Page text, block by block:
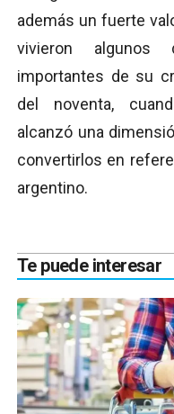
además un fuerte
vivieron
importantes de su
del noventa,
alcanzó una
convertirlos en
argentino.
Te puede interesar